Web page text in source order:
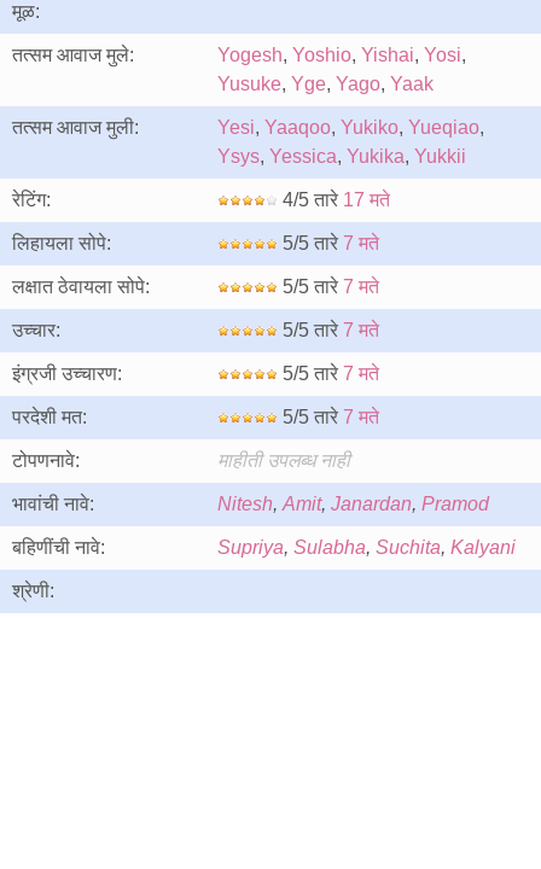
मूळ:
तत्सम आवाज मुले: Yogesh, Yoshio, Yishai, Yosi,
Yusuke, Yge, Yago, Yaak
तत्सम आवाज मुली: Yesi, Yaaqoo, Yukiko, Yueqiao,
Ysys, Yessica, Yukika, Yukkii
रेटिंग: 4/5 तारे 17 मते
लिहायला सोपे: 5/5 तारे 7 मते
लक्षात ठेवायला सोपे: 5/5 तारे 7 मते
उच्चार: 5/5 तारे 7 मते
इंग्रजी उच्चारण: 5/5 तारे 7 मते
परदेशी मत: 5/5 तारे 7 मते
टोपणनावे: माहीती उपलब्ध नाही
भावांची नावे: Nitesh, Amit, Janardan, Pramod
बहिणींची नावे: Supriya, Sulabha, Suchita, Kalyani
श्रेणी: